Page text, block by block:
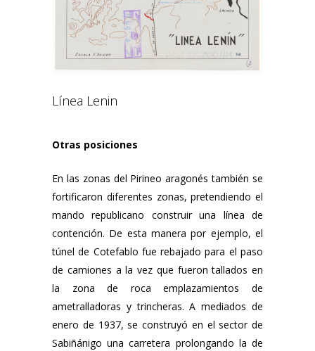
Línea Lenin
Otras posiciones
En las zonas del Pirineo aragonés también se
fortificaron diferentes zonas, pretendiendo el
mando republicano construir una línea de
contención. De esta manera por ejemplo, el
túnel de Cotefablo fue rebajado para el paso
de camiones a la vez que fueron tallados en
la zona de roca emplazamientos de
ametralladoras y trincheras. A mediados de
enero de 1937, se construyó en el sector de
Sabiñánigo una carretera prolongando la de